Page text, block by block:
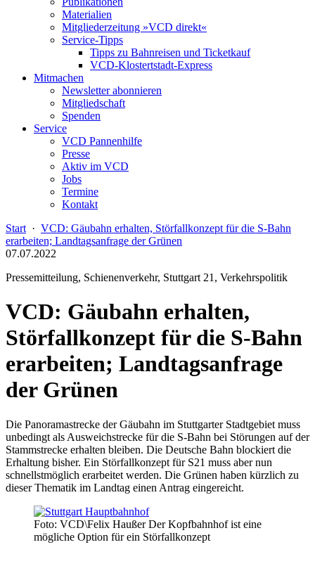
Materialien
Mitgliederzeitung »VCD direkt«
Service-Tipps
Tipps zu Bahnreisen und Ticketkauf
VCD-Klostertstadt-Express
Mitmachen
Newsletter abonnieren
Mitgliedschaft
Spenden
Service
VCD Pannenhilfe
Presse
Aktiv im VCD
Jobs
Termine
Kontakt
Start · VCD: Gäubahn erhalten, Störfallkonzept für die S-Bahn
erarbeiten; Landtagsanfrage der Grünen
07.07.2022
Pressemitteilung, Schienenverkehr, Stuttgart 21, Verkehrspolitik
VCD: Gäubahn erhalten,
Störfallkonzept für die S-Bahn
erarbeiten; Landtagsanfrage
der Grünen
Die Panoramastrecke der Gäubahn im Stuttgarter Stadtgebiet muss
unbedingt als Ausweichstrecke für die S-Bahn bei Störungen auf der
Stammstrecke erhalten bleiben. Die Deutsche Bahn blockiert die
Erhaltung bisher. Ein Störfallkonzept für S21 muss aber nun
schnellstmöglich erarbeitet werden. Die Grünen haben kürzlich zu
dieser Thematik im Landtag einen Antrag eingereicht.
Foto: VCD\Felix Haußer Der Kopfbahnhof ist eine
mögliche Option für ein Störfallkonzept